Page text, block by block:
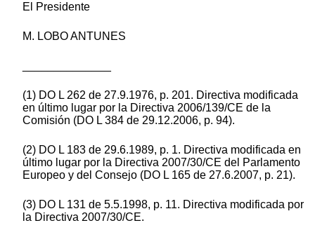
El Presidente
M. LOBO ANTUNES
(1) DO L 262 de 27.9.1976, p. 201. Directiva modificada
en último lugar por la Directiva 2006/139/CE de la
Comisión (DO L 384 de 29.12.2006, p. 94).
(2) DO L 183 de 29.6.1989, p. 1. Directiva modificada en
último lugar por la Directiva 2007/30/CE del Parlamento
Europeo y del Consejo (DO L 165 de 27.6.2007, p. 21).
(3) DO L 131 de 5.5.1998, p. 11. Directiva modificada por
la Directiva 2007/30/CE.